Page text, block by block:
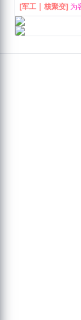
[军工 | 核聚变] 为
机、移动式破碎筛
产品及服务。